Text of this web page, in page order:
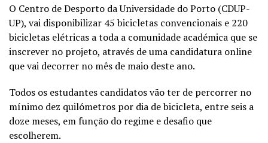
O Centro de Desporto da Universidade do Porto (CDUP-
UP), vai disponibilizar 45 bicicletas convencionais e 220
bicicletas elétricas a toda a comunidade académica que se
inscrever no projeto, através de uma candidatura online
que vai decorrer no mês de maio deste ano.
Todos os estudantes candidatos vão ter de percorrer no
mínimo dez quilómetros por dia de bicicleta, entre seis a
doze meses, em função do regime e desafio que
escolherem.